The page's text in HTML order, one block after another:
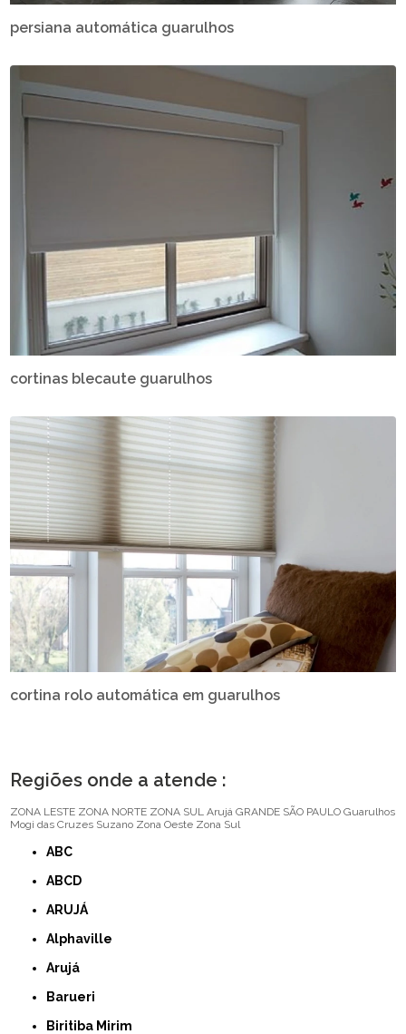
persiana automática guarulhos
cortinas blecaute guarulhos
cortina rolo automática em guarulhos
Regiões onde a atende :
ZONA LESTE ZONA NORTE ZONA SUL Arujá GRANDE SÃO PAULO Guarulhos
Mogi das Cruzes Suzano Zona Oeste Zona Sul
ABC
ABCD
ARUJÁ
Alphaville
Arujá
Barueri
Biritiba Mirim